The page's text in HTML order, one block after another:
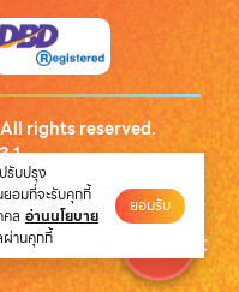
rights reserved.
วนตัว
รับปรุง
อมที่จะรับคุกกี้
คล อ่านนโยบาย
ผ่านคุกกี้
ยอมรับ